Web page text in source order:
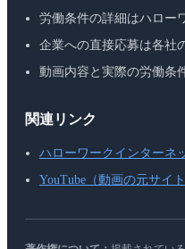
労働条件の詳細はハロー
企業への直接応募は各社
動画内容と実際の労働条
関連リンク
ハローワークインターネ
YouTube（動画の元サイト